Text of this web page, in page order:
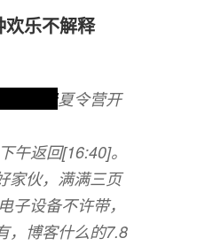
乐不解释
性收费 夏令营开
午返回[16:40]。
家伙，满满三页
设备不许带，
，博客什么的7.8